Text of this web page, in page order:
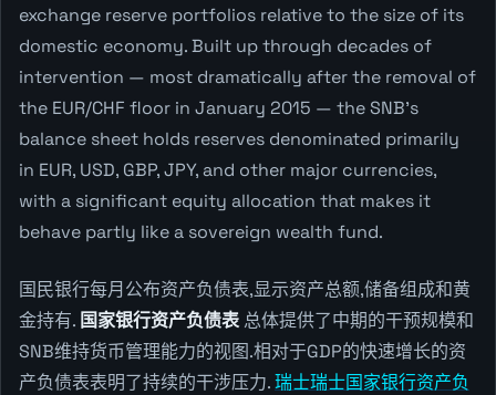
exchange reserve portfolios relative to the size of its
domestic economy. Built up through decades of
intervention — most dramatically after the removal of
the EUR/CHF floor in January 2015 — the SNB's
balance sheet holds reserves denominated primarily
in EUR, USD, GBP, JPY, and other major currencies,
with a significant equity allocation that makes it
behave partly like a sovereign wealth fund.
国民银行每月公布资产负债表,显示资产总额,储备组成和黄
金持有. 国家银行资产负债表总体提供了中期的干预规模和
SNB维持货币管理能力的视图.相对于GDP的快速增长的资
产负债表表明了持续的干涉压力.瑞士瑞士国家银行资产负